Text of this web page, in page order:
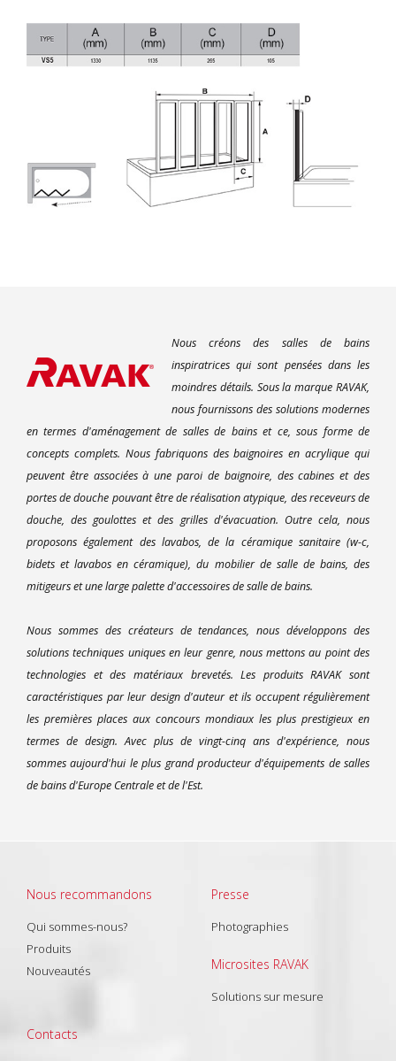
Nous créons des salles de bains
inspiratrices qui sont pensées dans les
moindres détails. Sous la marque RAVAK,
nous fournissons des solutions modernes
en termes d'aménagement de salles de bains et ce, sous forme de
concepts complets. Nous fabriquons des baignoires en acrylique qui
peuvent être associées à une paroi de baignoire, des cabines et des
portes de douche pouvant être de réalisation atypique, des receveurs de
douche, des goulottes et des grilles d'évacuation. Outre cela, nous
proposons également des lavabos, de la céramique sanitaire (w-c,
bidets et lavabos en céramique), du mobilier de salle de bains, des
mitigeurs et une large palette d'accessoires de salle de bains.
Nous sommes des créateurs de tendances, nous développons des
solutions techniques uniques en leur genre, nous mettons au point des
technologies et des matériaux brevetés. Les produits RAVAK sont
caractéristiques par leur design d'auteur et ils occupent régulièrement
les premières places aux concours mondiaux les plus prestigieux en
termes de design. Avec plus de vingt-cinq ans d'expérience, nous
sommes aujourd'hui le plus grand producteur d'équipements de salles
de bains d'Europe Centrale et de l'Est.
Nous recommandons
Qui sommes-nous?
Produits
Nouveautés
Presse
Photographies
Microsites RAVAK
Solutions sur mesure
Contacts